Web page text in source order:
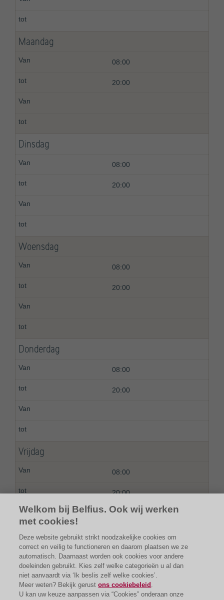
Maandag
08:00
20:00
Dinsdag
08:00
20:00
Woensdag
08:00
20:00
Donderdag
08:00
20:00
Vrijdag
08:00
20:00
Welkom bij Belfius. Ook wij werken
met cookies!
Deze website gebruikt strikt noodzakelijke cookies om
correct en veilig te functioneren en daarom plaatsen we ze
automatisch. Daarnaast worden ook cookies voor andere
doeleinden gebruikt. Kies zelf welke categorieën u al dan
niet aanvaardt via ‘Ik beslis zelf welke cookies’.
Meer weten? Bekijk gerustons cookiebeleid .
U kan uw keuze aanpassen via “Cookies” onderaan onze